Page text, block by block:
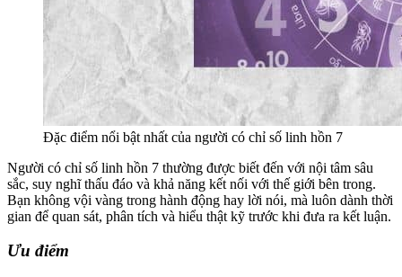
Đặc điểm nổi bật nhất của người có chỉ số linh hồn 7
Người có chỉ số linh hồn 7 thường được biết đến với nội tâm sâu
sắc, suy nghĩ thấu đáo và khả năng kết nối với thế giới bên trong.
Bạn không vội vàng trong hành động hay lời nói, mà luôn dành thời
gian để quan sát, phân tích và hiểu thật kỹ trước khi đưa ra kết luận.
Ưu điểm